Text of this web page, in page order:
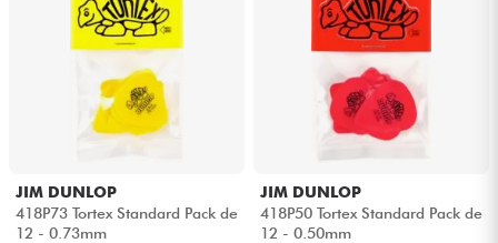
JIM DUNLOP
418P73 Tortex Standard Pack de
12 - 0.73mm
JIM DUNLOP
418P50 Tortex Standard Pack de
12 - 0.50mm